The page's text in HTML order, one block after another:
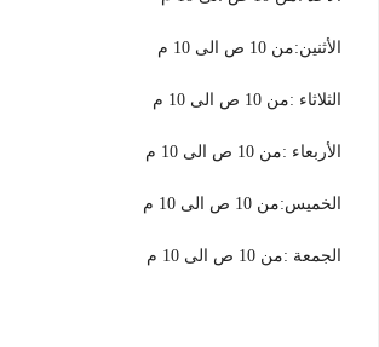
الأثنين:من 10 ص الى 10 م
الثلاثاء :من 10 ص الى 10 م
الأربعاء :من 10 ص الى 10 م
الخميس:من 10 ص الى 10 م
الجمعة :من 10 ص الى 10 م